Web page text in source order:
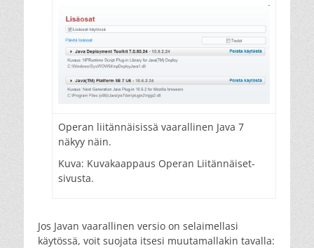
Operan liitännäisissä vaarallinen Java 7
näkyy näin.
Kuva: Kuvakaappaus Operan Liitännäiset-
sivusta.
Jos Javan vaarallinen versio on selaimellasi
käytössä, voit suojata itsesi muutamallakin tavalla: